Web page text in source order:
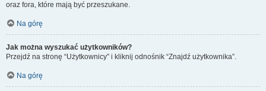
oraz fora, które mają być przeszukane.
Na górę
Jak można wyszukać użytkowników?
Przejdź na stronę “Użytkownicy” i kliknij odnośnik “Znajdź użytkownika”.
Na górę